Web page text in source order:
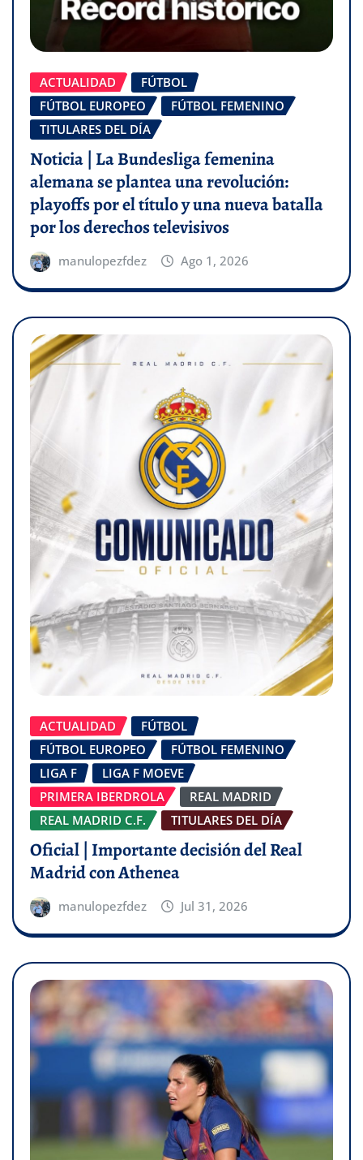
ACTUALIDAD
FÚTBOL
FÚTBOL EUROPEO
FÚTBOL FEMENINO
TITULARES DEL DÍA
Noticia | La Bundesliga femenina
alemana se plantea una revolución:
playoffs por el título y una nueva batalla
por los derechos televisivos
manulopezfdez Ago 1, 2026
ACTUALIDAD
FÚTBOL
FÚTBOL EUROPEO
FÚTBOL FEMENINO
LIGA F
LIGA F MOEVE
PRIMERA IBERDROLA
REAL MADRID
REAL MADRID C.F.
TITULARES DEL DÍA
Oficial | Importante decisión del Real
Madrid con Athenea
manulopezfdez Jul 31, 2026